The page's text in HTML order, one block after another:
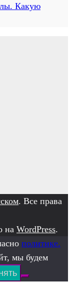
Какую
. Все права
на WordPress.
политике.
мы будем